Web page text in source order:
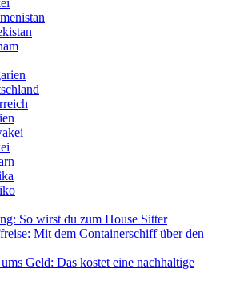
So wirst du zum House Sitter
Mit dem Containerschiff über den
Geld: Das kostet eine nachhaltige